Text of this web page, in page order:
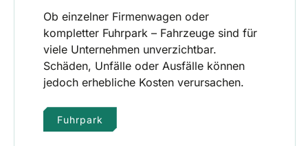
Ob einzelner Firmenwagen oder
kompletter Fuhrpark – Fahrzeuge sind für
viele Unternehmen unverzichtbar.
Schäden, Unfälle oder Ausfälle können
jedoch erhebliche Kosten verursachen.
Fuhrpark